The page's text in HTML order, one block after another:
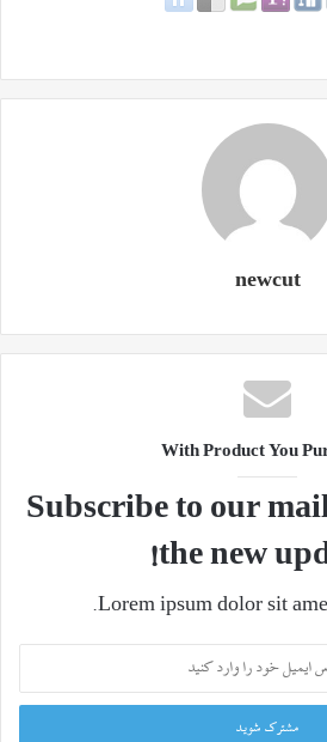
newcut
With Product You
Subscribe to our
the new
Lorem ipsum dolor sit